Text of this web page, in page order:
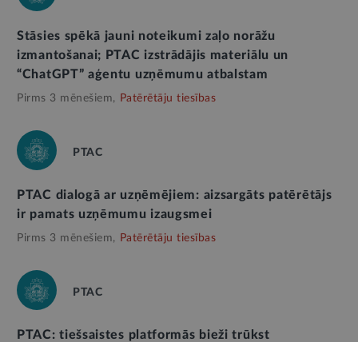
Stāsies spēkā jauni noteikumi zaļo norāžu
izmantošanai; PTAC izstrādājis materiālu un
“ChatGPT” aģentu uzņēmumu atbalstam
Pirms 3 mēnešiem, Patērētāju tiesības
PTAC
PTAC dialogā ar uzņēmējiem: aizsargāts patērētājs
ir pamats uzņēmumu izaugsmei
Pirms 3 mēnešiem, Patērētāju tiesības
PTAC
PTAC: tiešsaistes platformās bieži trūkst